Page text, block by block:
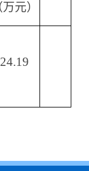
万元）
24.19